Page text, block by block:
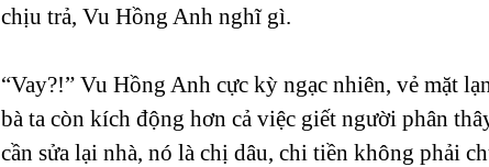
chịu trả, Vu Hồng Anh nghĩ gì.
“Vay?!” Vu Hồng Anh cực kỳ ngạc nhiên, vẻ mặt
bà ta còn kích động hơn cả việc giết người phân
cần sửa lại nhà, nó là chị dâu, chi tiền không phải